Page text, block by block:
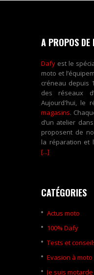
A PROPOS DE
Dafy est le
moto et
créneau depuis
des réseaux
Aujourd'hui, le
magasins.
d’un atelier
proposent de
la réparation et
[...]
CATÉGORIES
Actus moto
100% Dafy
Tests et
Evasion à moto
Je suis motarde